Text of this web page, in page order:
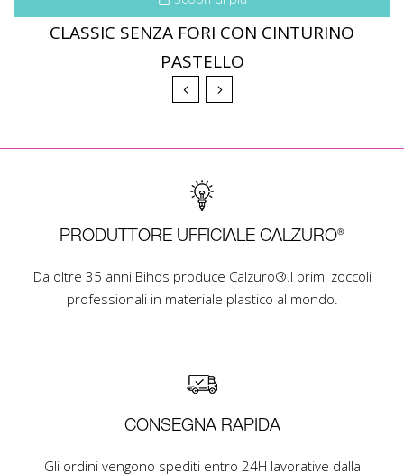
CLASSIC SENZA FORI CON CINTURINO
PASTELLO
PRODUTTORE UFFICIALE CALZURO®
Da oltre 35 anni Bihos produce Calzuro®.I primi zoccoli
professionali in materiale plastico al mondo.
CONSEGNA RAPIDA
Gli ordini vengono spediti entro 24H lavorative dalla